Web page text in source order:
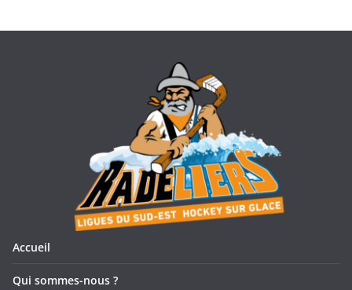
Accueil
Qui sommes-nous ?